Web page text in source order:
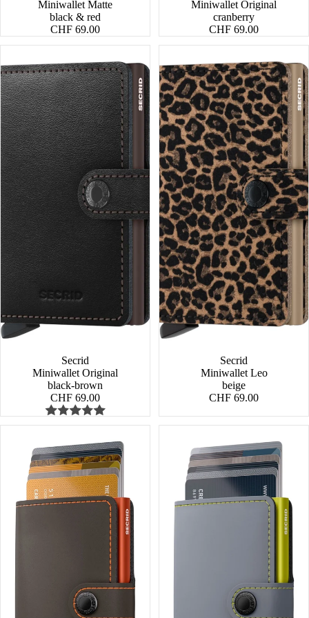
Miniwallet Matte
black & red
CHF 69.00
Miniwallet Original
cranberry
CHF 69.00
Original
Secrid
Miniwallet Original
black-brown
CHF 69.00
Leo
Secrid
Miniwallet Leo
beige
CHF 69.00